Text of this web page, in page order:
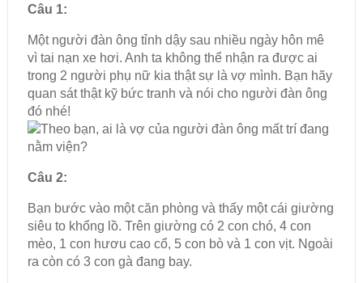
Câu 1:
Một người đàn ông tỉnh dậy sau nhiều ngày hôn mê
vì tai nạn xe hơi. Anh ta không thể nhận ra được ai
trong 2 người phụ nữ kia thật sự là vợ mình. Bạn hãy
quan sát thật kỹ bức tranh và nói cho người đàn ông
đó nhé!
Câu 2:
Bạn bước vào một căn phòng và thấy một cái giường
siêu to khổng lồ. Trên giường có 2 con chó, 4 con
mèo, 1 con hươu cao cổ, 5 con bò và 1 con vịt. Ngoài
ra còn có 3 con gà đang bay.